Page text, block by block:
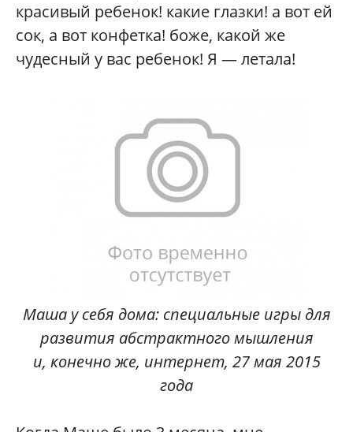
красивый ребенок! какие глазки! а вот ей
сок, а вот конфетка! боже, какой же
чудесный у вас ребенок! Я — летала!
Маша у себя дома: специальные игры для
развития абстрактного мышления
и, конечно же, интернет, 27 мая 2015
года